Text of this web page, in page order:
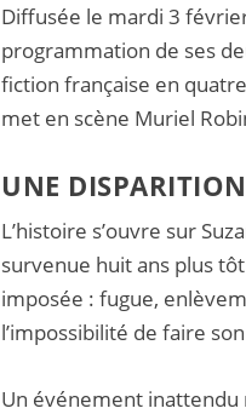
Diffusée le mardi 3
programmation de ses
fiction française en
met en scène Muriel
UNE
L’histoire s’ouvre sur
survenue huit ans plus
imposée : fugue,
l’impossibilité de faire
Un événement inattendu